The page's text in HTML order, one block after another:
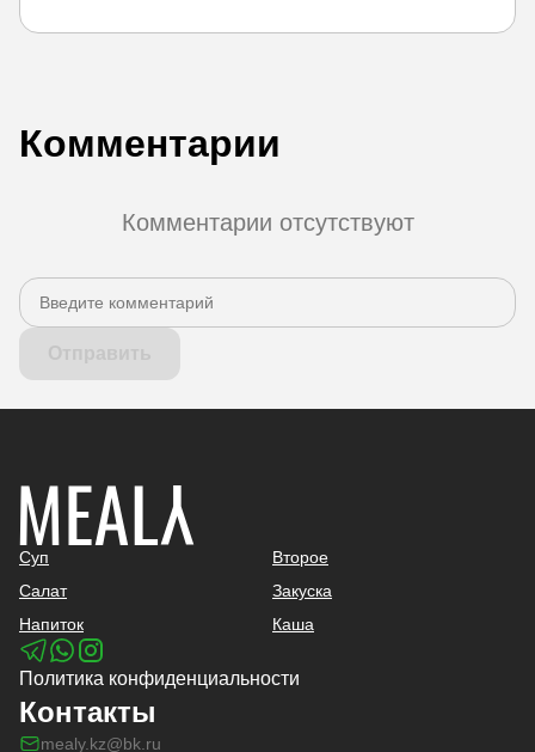
Комментарии
Комментарии отсутствуют
Суп
Второе
Салат
Закуска
Напиток
Каша
Политика конфиденциальности
Контакты
mealy.kz@bk.ru